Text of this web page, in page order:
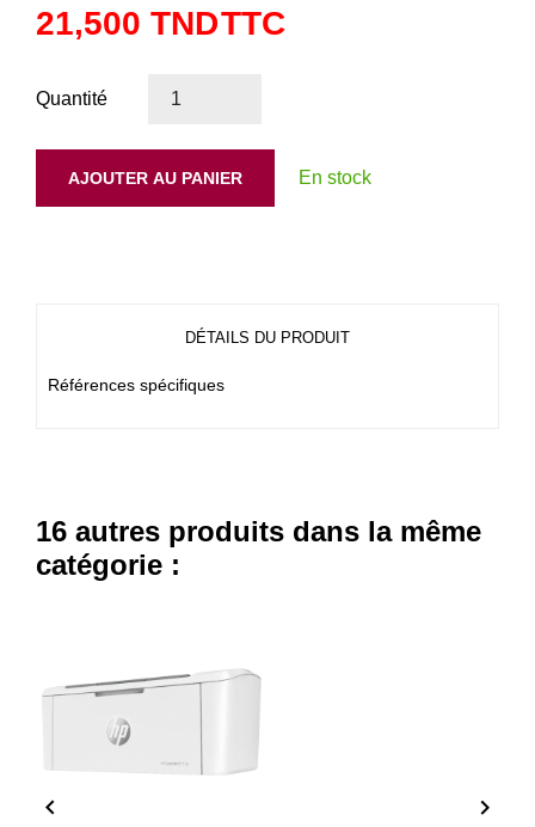
21,500 TNDTTC
Quantité
AJOUTER AU PANIER En stock
DÉTAILS DU PRODUIT
Références spécifiques
16 autres produits dans la même
catégorie :
 